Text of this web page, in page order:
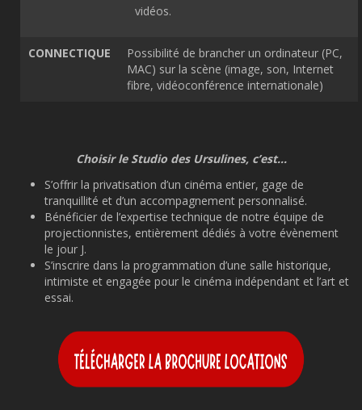
vidéos.
CONNECTIQUE
Possibilité de brancher un ordinateur (PC,
MAC) sur la scène (image, son, Internet
fibre, vidéoconférence internationale)
Choisir le Studio des Ursulines, c’est…
S’offrir la privatisation d’un cinéma entier, gage de
tranquillité et d’un accompagnement personnalisé.
Bénéficier de l’expertise technique de notre équipe de
projectionnistes, entièrement dédiés à votre évènement
le jour J.
S’inscrire dans la programmation d’une salle historique,
intimiste et engagée pour le cinéma indépendant et l’art et
essai.